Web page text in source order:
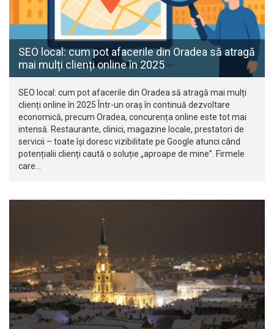
SEO local: cum pot afacerile din Oradea să atragă
mai mulți clienți online în 2025
SEO local: cum pot afacerile din Oradea să atragă mai mulți
clienți online în 2025 Într-un oraș în continuă dezvoltare
economică, precum Oradea, concurența online este tot mai
intensă. Restaurante, clinici, magazine locale, prestatori de
servicii – toate își doresc vizibilitate pe Google atunci când
potențialii clienți caută o soluție „aproape de mine”. Firmele
care…